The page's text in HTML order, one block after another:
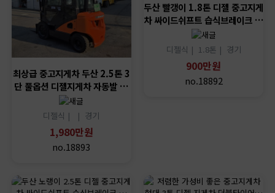
최상급 중고지게차 두산 2.5톤 3
단 풀옵션 디젤지게차 자동발 …
디젤식 | | 경기
1,980만원
no.18893
두산 빨갱이 1.8톤 디젤 중고지게
차 싸이드쉬프트 습식브레이크 …
디젤식 | 1.8톤 | 경기
900만원
no.18892